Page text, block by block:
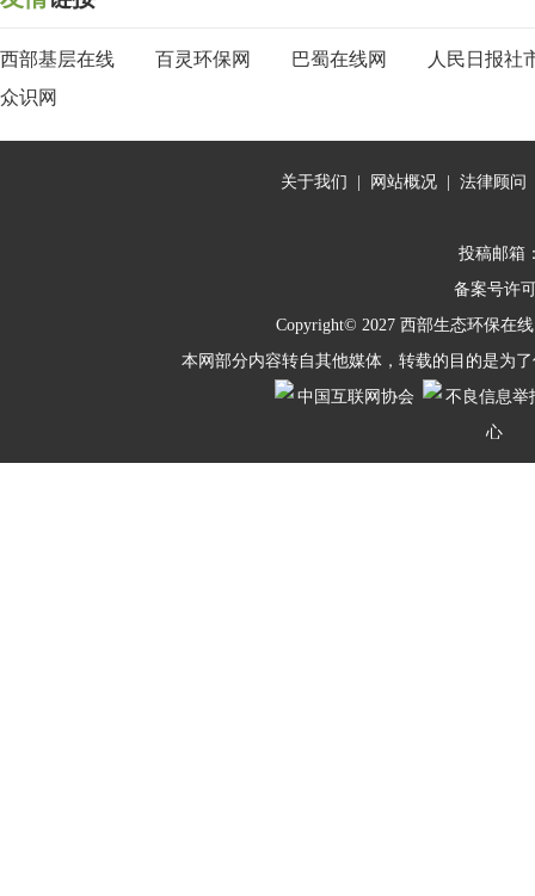
西部基层在线 百灵环保网 巴蜀在线网
人民日报社
众识网
关于我们 网站概况| 法律顾问
投稿邮箱
备案号许
Copyright© 2027 西部生态环保在线
本网部分内容转自其他媒体，转载的目的是为